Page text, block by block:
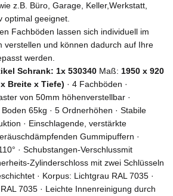
z.B. Büro, Garage, Keller,Werkstatt,
optimal geeignet.
Fachböden lassen sich individuell im
verstellen und können dadurch auf Ihre
werden.
Schrank: 1x 530340 Maß: 1950 x 920
Breite x Tiefe) · 4 Fachböden ·
von 50mm höhenverstellbar ·
65kg · 5 Ordnerhöhen · Stabile
· Einschlagende, verstärkte
Gummipuffern ·
· Schubstangen-Verschlussmit
Zylinderschloss mit zwei Schlüsseln
· Korpus: Lichtgrau RAL 7035 ·
7035 · Leichte Innenreinigung durch